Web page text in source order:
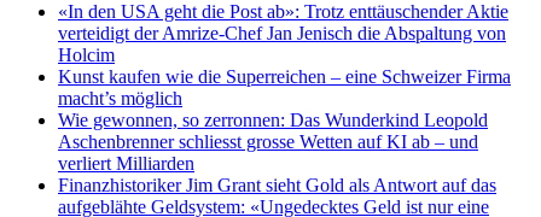
«In den USA geht die Post ab»: Trotz enttäuschender Aktie
verteidigt der Amrize-Chef Jan Jenisch die Abspaltung von
Holcim
Kunst kaufen wie die Superreichen – eine Schweizer Firma
macht’s möglich
Wie gewonnen, so zerronnen: Das Wunderkind Leopold
Aschenbrenner schliesst grosse Wetten auf KI ab – und
verliert Milliarden
Finanzhistoriker Jim Grant sieht Gold als Antwort auf das
aufgeblähte Geldsystem: «Ungedecktes Geld ist nur eine